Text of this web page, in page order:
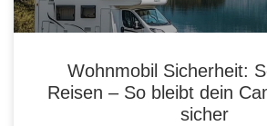
Wohnmobil Sicherheit:
Reisen – So bleibt dein
sicher